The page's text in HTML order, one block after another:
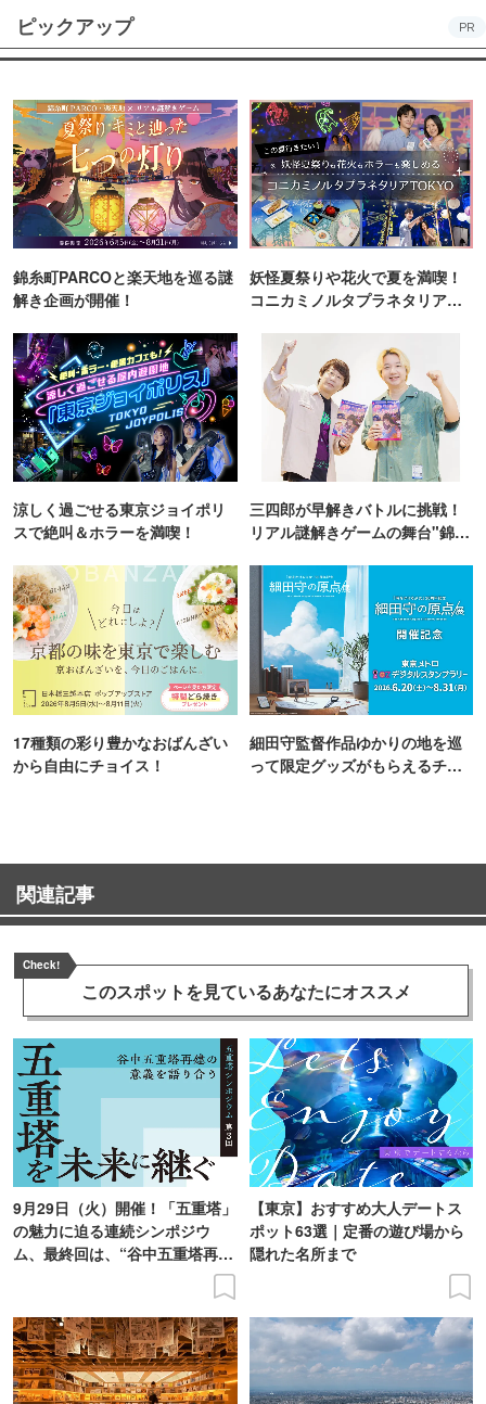
ピックアップ PR
錦糸町PARCOと楽天地を巡る謎
解き企画が開催！
妖怪夏祭りや花火で夏を満喫！
コニカミノルタプラネタリア
涼しく過ごせる東京ジョイポリ
スで絶叫＆ホラーを満喫！
三四郎が早解きバトルに挑戦！
リアル謎解きゲームの舞台"錦糸
17種類の彩り豊かなおばんざい
から自由にチョイス！
細田守監督作品ゆかりの地を巡
って限定グッズがもらえるチャ
関連記事
Check!
このスポットを見ているあなたにオススメ
9月29日（火）開催！「五重塔」
の魅力に迫る連続シンポジウ
ム、最終回は、“谷中五重塔再建
【東京】おすすめ大人デートス
ポット63選｜定番の遊び場から
隠れた名所まで